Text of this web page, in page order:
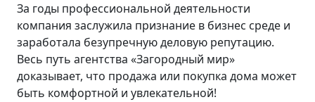
За годы профессиональной деятельности
компания заслужила признание в бизнес среде и
заработала безупречную деловую репутацию.
Весь путь агентства «Загородный мир»
доказывает, что продажа или покупка дома может
быть комфортной и увлекательной!